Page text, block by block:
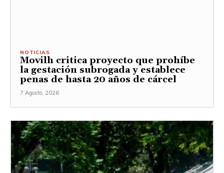
NOTICIAS
Movilh critica proyecto que prohíbe
la gestación subrogada y establece
penas de hasta 20 años de cárcel
7 Agosto, 2026